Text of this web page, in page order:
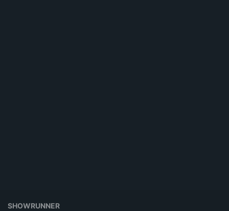
SHOWRUNNER